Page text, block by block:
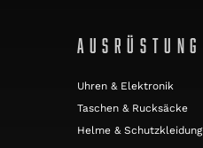
AUSRÜSTUNG
Uhren & Elektronik
Taschen & Rucksäcke
Helme & Schutzkleidung